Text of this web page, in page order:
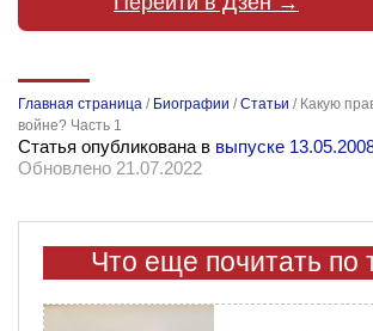
Главная страница / Биографии /Статьи / Какую
войне? Часть 1
Статья опубликована в выпуске
Обновлено 21.07.2022
Что еще почитать по